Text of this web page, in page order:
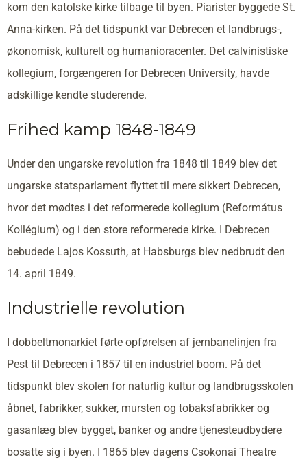
kom den katolske kirke tilbage til byen. Piarister byggede St.
Anna-kirken. På det tidspunkt var Debrecen et landbrugs-,
økonomisk, kulturelt og humanioracenter. Det calvinistiske
kollegium, forgængeren for Debrecen University, havde
adskillige kendte studerende.
Frihed kamp 1848-1849
Under den ungarske revolution fra 1848 til 1849 blev det
ungarske statsparlament flyttet til mere sikkert Debrecen,
hvor det mødtes i det reformerede kollegium (Református
Kollégium) og i den store reformerede kirke. I Debrecen
bebudede Lajos Kossuth, at Habsburgs blev nedbrudt den
14. april 1849.
Industrielle revolution
I dobbeltmonarkiet førte opførelsen af jernbanelinjen fra
Pest til Debrecen i 1857 til en industriel boom. På det
tidspunkt blev skolen for naturlig kultur og landbrugsskolen
åbnet, fabrikker, sukker, mursten og tobaksfabrikker og
gasanlæg blev bygget, banker og andre tjenesteudbydere
bosatte sig i byen. I 1865 blev dagens Csokonai Theatre